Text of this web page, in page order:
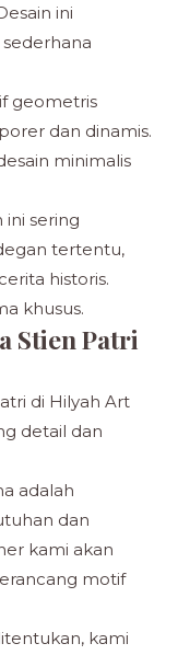
ini
geometris
dan dinamis.
minimalis
ini sering
tertentu,
historis.
khusus.
Stien Patri
di Hilyah Art
detail dan
adalah
dan
kami akan
motif
kami